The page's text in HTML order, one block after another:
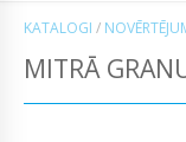
KATALOGI /
MITRĀ